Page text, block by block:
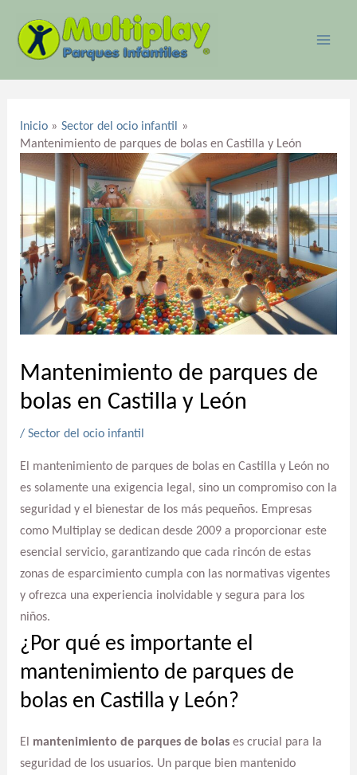
contenido
Inicio
Sector del ocio infantil
Mantenimiento de parques de bolas en Castilla y León
Mantenimiento de parques de
bolas en Castilla y León
/ Sector del ocio infantil
El mantenimiento de parques de bolas en Castilla y León no
es solamente una exigencia legal, sino un compromiso con la
seguridad y el bienestar de los más pequeños. Empresas
como Multiplay se dedican desde 2009 a proporcionar este
esencial servicio, garantizando que cada rincón de estas
zonas de esparcimiento cumpla con las normativas vigentes
y ofrezca una experiencia inolvidable y segura para los
niños.
¿Por qué es importante el
mantenimiento de parques de
bolas en Castilla y León?
El mantenimiento de parques de bolases crucial para la
seguridad de los usuarios. Un parque bien mantenido
entradas